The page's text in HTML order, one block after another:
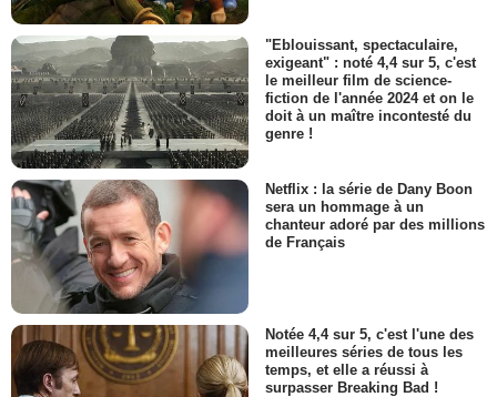
"Eblouissant, spectaculaire,
exigeant" : noté 4,4 sur 5, c'est
le meilleur film de science-
fiction de l'année 2024 et on le
doit à un maître incontesté du
genre !
Netflix : la série de Dany Boon
sera un hommage à un
chanteur adoré par des millions
de Français
Notée 4,4 sur 5, c'est l'une des
meilleures séries de tous les
temps, et elle a réussi à
surpasser Breaking Bad !